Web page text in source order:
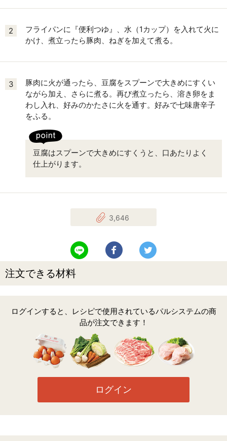
2
フライパンに『便利つゆ』、水（1カップ）を入れて火に
かけ、煮立ったら豚肉、ねぎを加えて煮る。
3
豚肉に火が通ったら、豆腐をスプーンで大きめにすくい
ながら加え、さらに煮る。再び煮立ったら、溶き卵をま
わし入れ、好みのかたさに火を通す。好みで七味唐辛子
をふる。
豆腐はスプーンで大きめにすくうと、口あたりよく
仕上がります。
3,646
LINEで送る Facebookでシェアする
注文できる材料
ログインすると、レシピで使用されているパルシステムの商
品が注文できます！
ログイン